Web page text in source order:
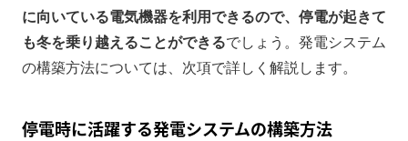
に向いている電気機器を利用できるので、停電が起きて
も冬を乗り越えることができるでしょう。発電システム
の構築方法については、次項で詳しく解説します。
停電時に活躍する発電システムの構築方法